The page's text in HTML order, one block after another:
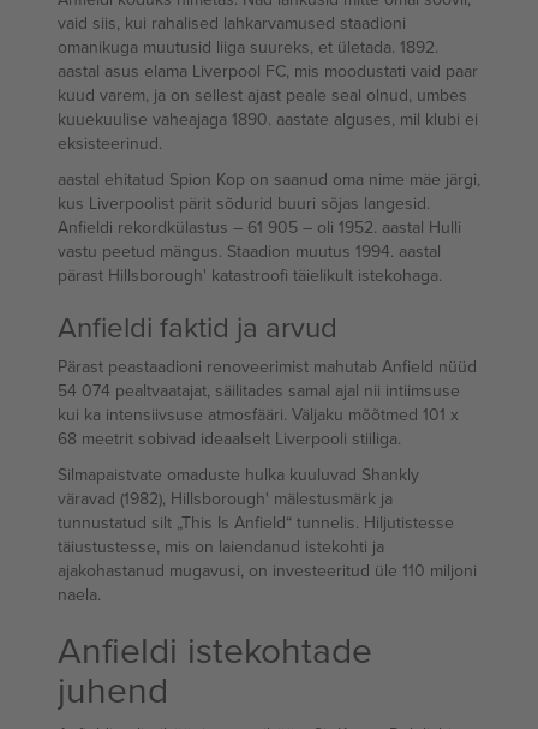
vaid siis, kui rahalised lahkarvamused staadioni
omanikuga muutusid liiga suureks, et ületada. 1892.
aastal asus elama Liverpool FC, mis moodustati vaid paar
kuud varem, ja on sellest ajast peale seal olnud, umbes
kuuekuulise vaheajaga 1890. aastate alguses, mil klubi ei
eksisteerinud.
aastal ehitatud Spion Kop on saanud oma nime mäe järgi,
kus Liverpoolist pärit sõdurid buuri sõjas langesid.
Anfieldi rekordkülastus – 61 905 – oli 1952. aastal Hulli
vastu peetud mängus. Staadion muutus 1994. aastal
pärast Hillsborough' katastroofi täielikult istekohaga.
Anfieldi faktid ja arvud
Pärast peastaadioni renoveerimist mahutab Anfield nüüd
54 074 pealtvaatajat, säilitades samal ajal nii intiimsuse
kui ka intensiivsuse atmosfääri. Väljaku mõõtmed 101 x
68 meetrit sobivad ideaalselt Liverpooli stiiliga.
Silmapaistvate omaduste hulka kuuluvad Shankly
väravad (1982), Hillsborough' mälestusmärk ja
tunnustatud silt „This Is Anfield“ tunnelis. Hiljutistesse
täiustustesse, mis on laiendanud istekohti ja
ajakohastanud mugavusi, on investeeritud üle 110 miljoni
naela.
Anfieldi istekohtade
juhend